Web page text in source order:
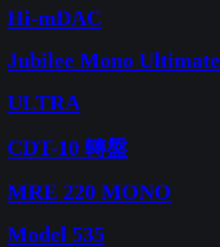
Hi-mDAC
Jubilee Mono Ultimate
ULTRA
CDT-10 轉盤
MRE 220 MONO
Model 535